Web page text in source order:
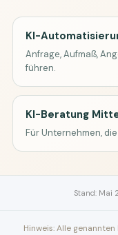
KI-
Anfrage, Aufmaß,
führen.
KI-Beratung
Für Unternehmen,
Stand: Mai
Hinweis: Alle